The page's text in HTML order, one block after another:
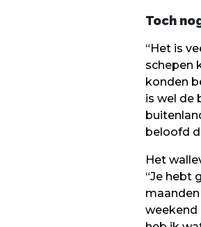
Toch
“Het is
schepen
konden
is wel de
beloofd
Het
“Je hebt
weekend